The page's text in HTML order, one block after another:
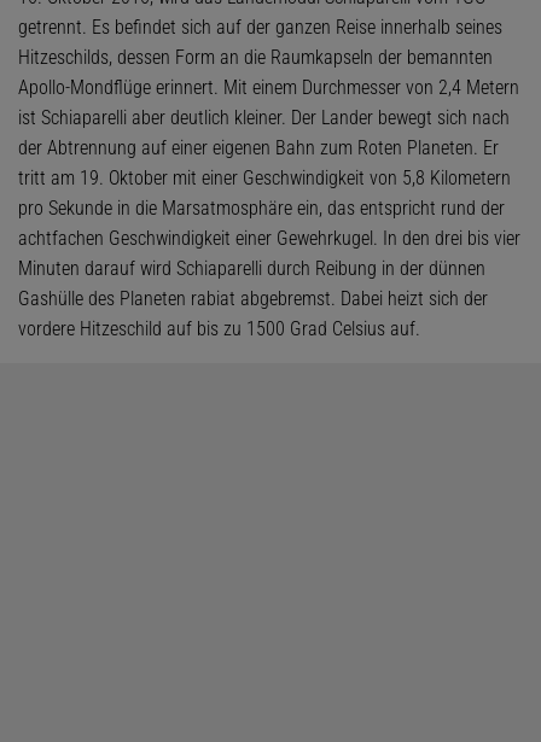
getrennt. Es befindet sich auf der ganzen Reise innerhalb seines
Hitzeschilds, dessen Form an die Raumkapseln der bemannten
Apollo-Mondflüge erinnert. Mit einem Durchmesser von 2,4 Metern
ist Schiaparelli aber deutlich kleiner. Der Lander bewegt sich nach
der Abtrennung auf einer eigenen Bahn zum Roten Planeten. Er
tritt am 19. Oktober mit einer Geschwindigkeit von 5,8 Kilometern
pro Sekunde in die Marsatmosphäre ein, das entspricht rund der
achtfachen Geschwindigkeit einer Gewehrkugel. In den drei bis vier
Minuten darauf wird Schiaparelli durch Reibung in der dünnen
Gashülle des Planeten rabiat abgebremst. Dabei heizt sich der
vordere Hitzeschild auf bis zu 1500 Grad Celsius auf.